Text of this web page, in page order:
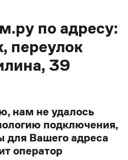
по адресу:
переулок
39
нам не удалось
подключения,
для Вашего адреса
оператор